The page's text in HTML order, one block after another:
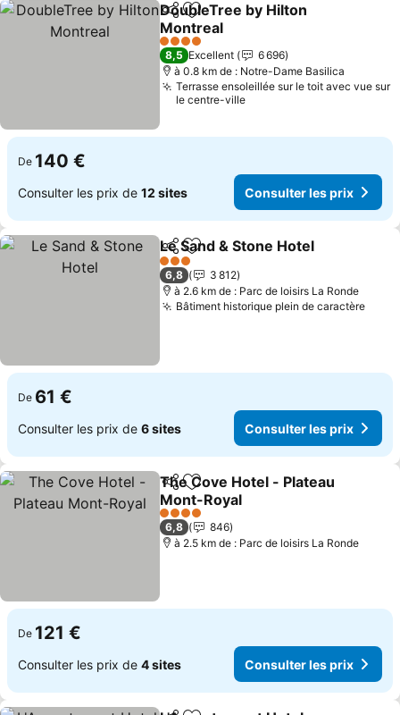
PartagerAjouter à mes favoris
DoubleTree by Hilton
Montreal
Consulter les prix
4 Étoiles
8,5 Excellent
6 696
à 0.8 km de : Notre-Dame Basilica
Terrasse ensoleillée sur le toit avec vue sur
le centre-ville
De 140 €
Consulter les prix de 12 sites Consulter les prix
PartagerAjouter à mes favoris
Le Sand & Stone Hotel
3 Étoiles
6,8
3 812
à 2.6 km de : Parc de loisirs La Ronde
Bâtiment historique plein de caractère
De 61 €
Consulter les prix de 6 sites Consulter les prix
PartagerAjouter à mes favoris
The Cove Hotel - Plateau
Mont-Royal
Consulter les prix
4 Étoiles
6,8
846
à 2.5 km de : Parc de loisirs La Ronde
De 121 €
Consulter les prix de 4 sites Consulter les prix